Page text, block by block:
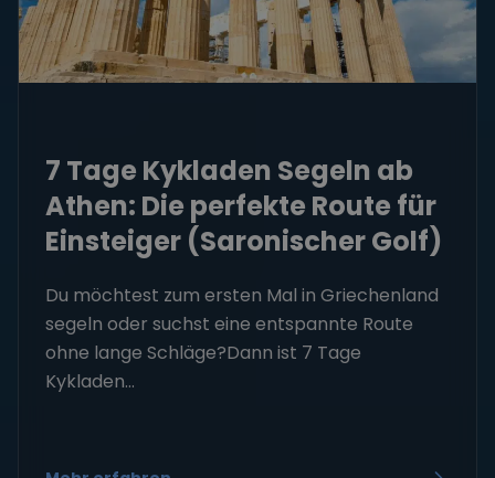
7 Tage Kykladen Segeln ab
Athen: Die perfekte Route für
Einsteiger (Saronischer Golf)
Du möchtest zum ersten Mal in Griechenland
segeln oder suchst eine entspannte Route
ohne lange Schläge?Dann ist 7 Tage
Kykladen...